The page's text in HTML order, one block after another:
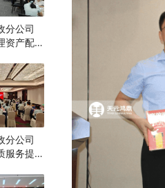
分公司
产配置
分公司
务提升